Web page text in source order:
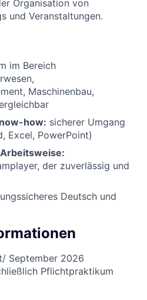
Organisation von
und Veranstaltungen.
im Bereich
Maschinenbau,
how: sicherer Umgang
Excel, PowerPoint)
der zuverlässig und
Deutsch und
September 2026
Pflichtpraktikum